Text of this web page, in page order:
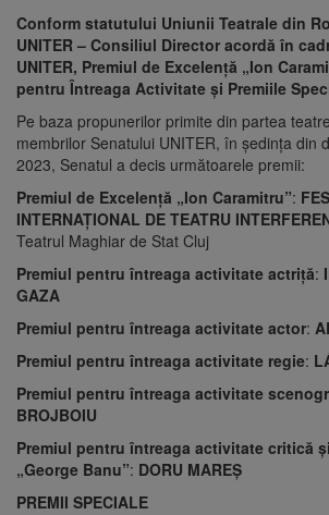
Conform statutului Uniunii Teatrale din
UNITER – Consiliul Director acordă în
UNITER, Premiul de Excelenţă „Ion
pentru Întreaga Activitate şi Premiile
Pe baza propunerilor primite din partea
membrilor Senatului UNITER, în şedinţa din
2023, Senatul a decis următoarele premii:
Premiul de Excelență „Ion Caramitru”:
INTERNAȚIONAL DE TEATRU
Teatrul Maghiar de Stat Cluj
Premiul pentru întreaga activitate actriță:
GAZA
Premiul pentru întreaga activitate actor:
Premiul pentru întreaga activitate regie:
Premiul pentru întreaga activitate
BROJBOIU
Premiul pentru întreaga activitate critică
„George Banu”: DORU MAREȘ
PREMII SPECIALE